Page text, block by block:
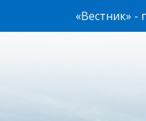
«Вестник» -